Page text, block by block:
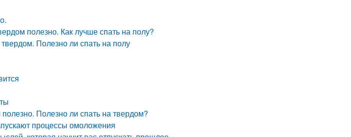
полезно. Как лучше спать на полу?
Полезно ли спать на полу
Полезно ли спать на твердом?
процессы омоложения